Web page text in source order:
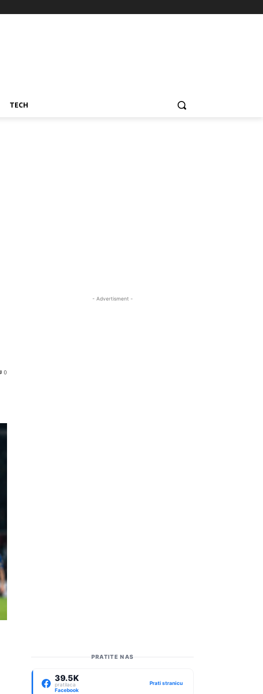
TECH
0
- Advertisment -
PRATITE NAS
39.5K
pratilaca
Facebook
Prati stranicu